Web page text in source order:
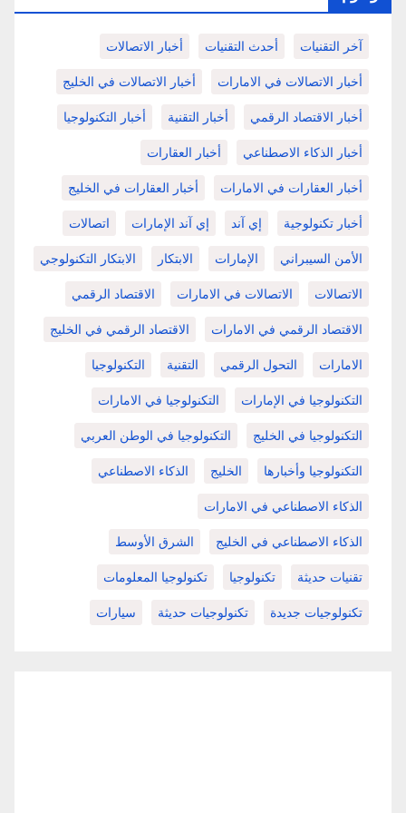
آخر التقنيات أحدث التقنيات أخبار الاتصالات
أخبار الاتصالات في الامارات أخبار الاتصالات في الخليج
أخبار الاقتصاد الرقمي أخبار التقنية أخبار التكنولوجيا
أخبار الذكاء الاصطناعي أخبار العقارات
أخبار العقارات في الامارات أخبار العقارات في الخليج
أخبار تكنولوجية إي آند إي آند الإمارات اتصالات
الأمن السيبراني الإمارات الابتكار الابتكار التكنولوجي
الاتصالات الاتصالات في الامارات الاقتصاد الرقمي
الاقتصاد الرقمي في الامارات الاقتصاد الرقمي في الخليج
الامارات التحول الرقمي التقنية التكنولوجيا
التكنولوجيا في الإمارات التكنولوجيا في الامارات
التكنولوجيا في الخليج التكنولوجيا في الوطن العربي
التكنولوجيا وأخبارها الخليج الذكاء الاصطناعي
الذكاء الاصطناعي في الامارات
الذكاء الاصطناعي في الخليج الشرق الأوسط
تقنيات حديثة تكنولوجيا تكنولوجيا المعلومات
تكنولوجيات جديدة تكنولوجيات حديثة سيارات